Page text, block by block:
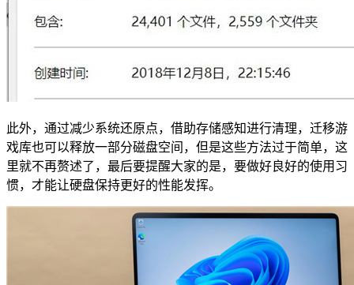
此外，通过减少系统还原点，借助存储感知进行清理，迁移游
戏库也可以释放一部分磁盘空间，但是这些方法过于简单，这
里就不再赘述了，最后要提醒大家的是，要做好良好的使用习
惯，才能让硬盘保持更好的性能发挥。